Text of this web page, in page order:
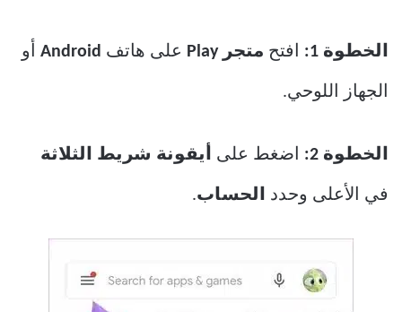
الخطوة 1: افتح متجر Play على هاتف Android أو
الجهاز اللوحي.
الخطوة 2: اضغط على أيقونة شريط الثلاثة
في الأعلى وحدد الحساب.